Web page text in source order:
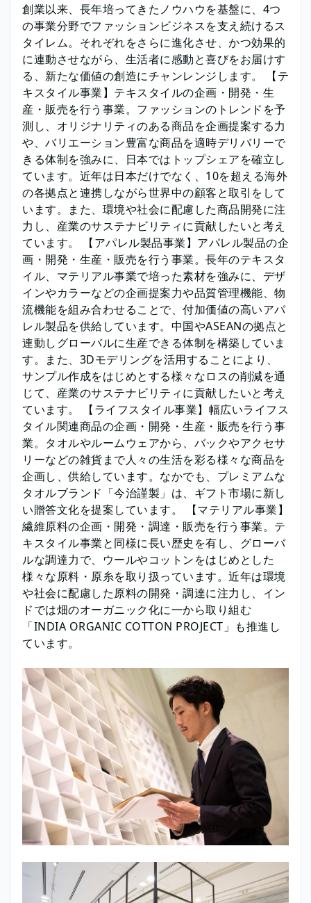
創業以来、長年培ってきたノウハウを基盤に、4つ
の事業分野でファッションビジネスを支え続けるス
タイレム。それぞれをさらに進化させ、かつ効果的
に連動させながら、生活者に感動と喜びをお届けす
る、新たな価値の創造にチャンレンジします。 【テ
キスタイル事業】テキスタイルの企画・開発・生
産・販売を行う事業。ファッションのトレンドを予
測し、オリジナリティのある商品を企画提案する力
や、バリエーション豊富な商品を適時デリバリーで
きる体制を強みに、日本ではトップシェアを確立し
ています。近年は日本だけでなく、10を超える海外
の各拠点と連携しながら世界中の顧客と取引をして
います。また、環境や社会に配慮した商品開発に注
力し、産業のサステナビリティに貢献したいと考え
ています。 【アパレル製品事業】アパレル製品の企
画・開発・生産・販売を行う事業。長年のテキスタ
イル、マテリアル事業で培った素材を強みに、デザ
インやカラーなどの企画提案力や品質管理機能、物
流機能を組み合わせることで、付加価値の高いアパ
レル製品を供給しています。中国やASEANの拠点と
連動しグローバルに生産できる体制を構築していま
す。また、3Dモデリングを活用することにより、
サンプル作成をはじめとする様々なロスの削減を通
じて、産業のサステナビリティに貢献したいと考え
ています。 【ライフスタイル事業】幅広いライフス
タイル関連商品の企画・開発・生産・販売を行う事
業。タオルやルームウェアから、バックやアクセサ
リーなどの雑貨まで人々の生活を彩る様々な商品を
企画し、供給しています。なかでも、プレミアムな
タオルブランド「今治謹製」は、ギフト市場に新し
い贈答文化を提案しています。 【マテリアル事業】
繊維原料の企画・開発・調達・販売を行う事業。テ
キスタイル事業と同様に長い歴史を有し、グローバ
ルな調達力で、ウールやコットンをはじめとした
様々な原料・原糸を取り扱っています。近年は環境
や社会に配慮した原料の開発・調達に注力し、イン
ドでは畑のオーガニック化に一から取り組む
「INDIA ORGANIC COTTON PROJECT」も推進し
ています。